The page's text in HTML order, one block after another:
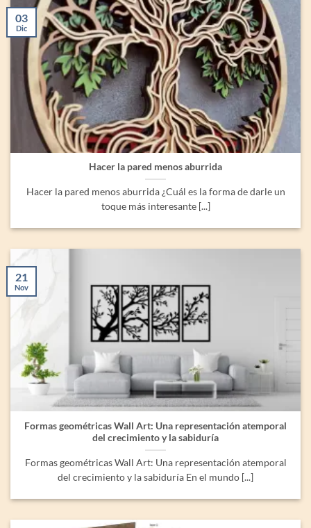
Hacer la pared menos aburrida
Hacer la pared menos aburrida ¿Cuál es la forma de darle un
toque más interesante [...]
03
Dic
Formas geométricas Wall Art: Una representación atemporal
del crecimiento y la sabiduría
Formas geométricas Wall Art: Una representación atemporal
del crecimiento y la sabiduría En el mundo [...]
21
Nov